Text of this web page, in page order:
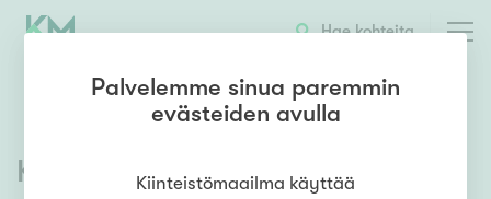
Hae kohteita
Kiveriönkatu 9,Kiveriö,Lahti
Palvelemme sinua paremmin
evästeiden avulla
Kiinteistömaailma käyttää